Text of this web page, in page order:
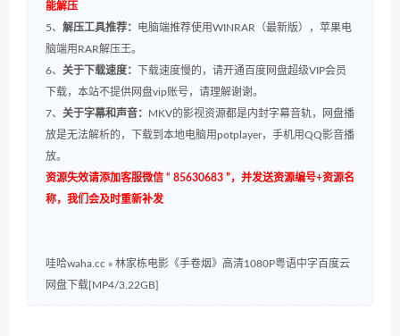
能解压
5、 解压工具推荐： 电脑端推荐使用WINRAR（最新版），苹果电
脑端用RAR解压王。
6、 关于下载速度：
下载速度慢的，请开通百度网盘超级VIP会员
下载，本站不提供网盘vip账号，请理解谢谢。
7、 关于字幕和声音：
MKV的影视资源都是内封字幕音轨，网盘播
放是无法解析的，下载到本地电脑用potplayer，手机用QQ影音播
放。
资源失效请添加客服微信 “ 85630683 ”，并发送资源编号+资源名
称，我们会及时重新补发
哇哈waha.cc » 林家栋电影《手卷烟》高清1080P粤语中字百度云
网盘下载[MP4/3.22GB]